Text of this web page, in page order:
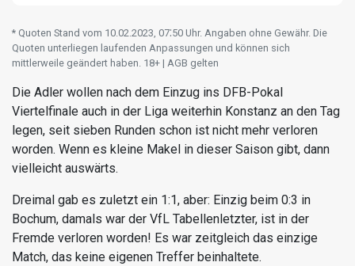
* Quoten Stand vom 10.02.2023‚ 07⁚50 Uhr. Angaben ohne Gewähr. Die
Quoten unterliegen laufenden Anpassungen und können sich
mittlerweile geändert haben. 18+ | AGB gelten
Die Adler wollen nach dem Einzug ins DFB-Pokal
Viertelfinale auch in der Liga weiterhin Konstanz an den Tag
legen, seit sieben Runden schon ist nicht mehr verloren
worden. Wenn es kleine Makel in dieser Saison gibt, dann
vielleicht auswärts.
Dreimal gab es zuletzt ein 1:1, aber: Einzig beim 0:3 in
Bochum, damals war der VfL Tabellenletzter, ist in der
Fremde verloren worden! Es war zeitgleich das einzige
Match, das keine eigenen Treffer beinhaltete.